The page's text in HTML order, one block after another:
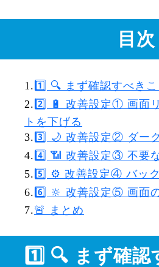
目次
1. 1️⃣ 🔍 まず確認すべきこ
2. 2️⃣ 🔋 改善設定① 画面
トを下げる
3. 3️⃣ 🌙 改善設定② ダー
4. 4️⃣ 📶 改善設定③ 不要
5. 5️⃣ ⚙️ 改善設定④ バッ
6. 6️⃣ 🔆 改善設定⑤ 画面
7.🚨 まとめ
1️⃣ 🔍 まず確認